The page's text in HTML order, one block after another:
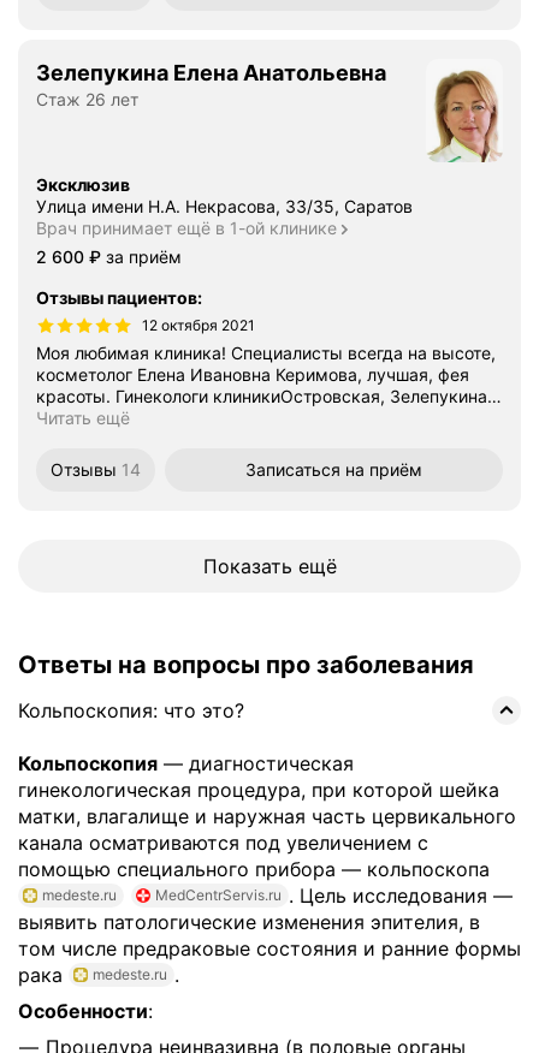
Зелепукина Елена Анатольевна
Стаж 26 лет
Эксклюзив
Улица имени Н.А. Некрасова, 33/35, Саратов
Врач принимает ещё в 1-ой клинике
Цена
2600
2 600 ₽ за приём
Отзывы пациентов:
12 октября 2021
Моя любимая клиника! Специалисты всегда на высоте,
косметолог Елена Ивановна Керимова, лучшая, фея
красоты. Гинекологи клиникиОстровская, Зелепукина…
Читать ещё
Отзывы 14 Записаться на приём
Показать ещё
Ответы на вопросы про заболевания
Кольпоскопия: что это?
Кольпоскопия — диагностическая
гинекологическая процедура, при которой шейка
матки, влагалище и наружная часть цервикального
канала осматриваются под увеличением с
помощью специального прибора — кольпоскопа
medeste.ru MedCentrServis.ru . Цель исследования —
выявить патологические изменения эпителия, в
том числе предраковые состояния и ранние формы
рака
medeste.ru .
Особенности:
Процедура неинвазивна (в половые органы